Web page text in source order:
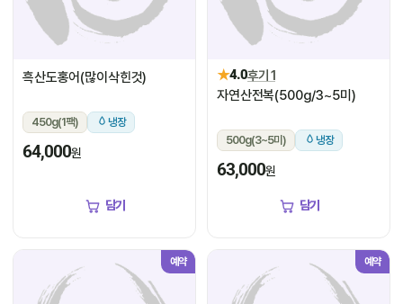
흑산도홍어(많이삭힌것)
450g(1팩) 냉장
64,000원
담기
★4.0후기 1
자연산전복(500g/3~5미)
500g(3~5미) 냉장
63,000원
담기
예약 예약